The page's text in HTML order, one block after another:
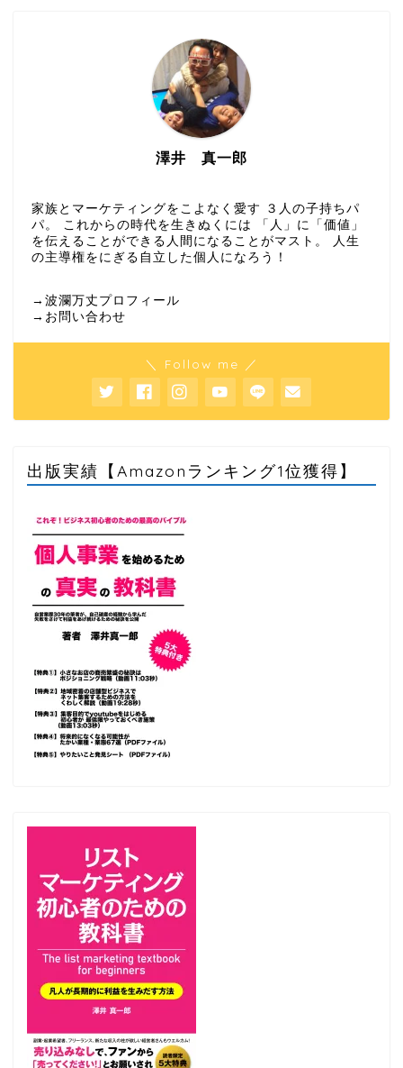
澤井 真一郎
家族とマーケティングをこよなく愛す ３人の子持ちパ
パ。 これからの時代を生きぬくには 「人」に「価値」
を伝えることができる人間になることがマスト。 人生
の主導権をにぎる自立した個人になろう！
→波瀾万丈プロフィール
→お問い合わせ
＼ Follow me ／
出版実績【Amazonランキング1位獲得】